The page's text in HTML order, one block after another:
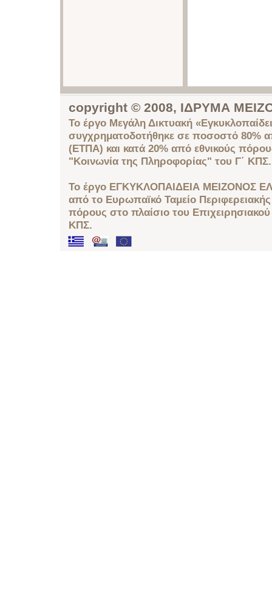
copyright © 2008, ΙΔΡΥΜΑ
Το έργο Μεγάλη Δικτυακή
συγχρηματοδοτήθηκε σε ποσοστό 80%
(ΕΤΠΑ) και κατά 20% από εθνικούς
"Κοινωνία της Πληροφορίας" του Γ΄ ΚΠΣ.
Το έργο ΕΓΚΥΚΛΟΠΑΙΔΕΙΑ ΜΕΙΖΟΝΟΣ
από το Ευρωπαϊκό Ταμείο
πόρους στο πλαίσιο του
ΚΠΣ.